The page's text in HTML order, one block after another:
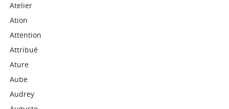
Atelier
Ation
Attention
Attribué
Ature
Aube
Audrey